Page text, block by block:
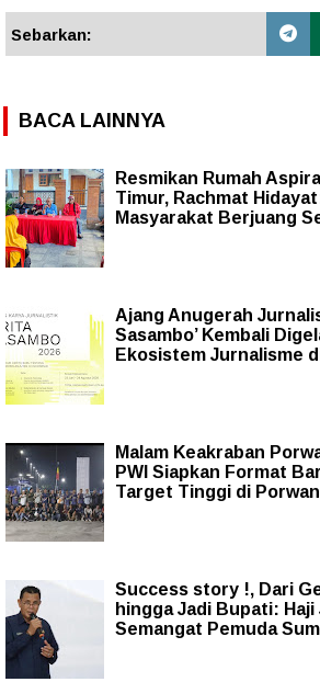
Sebarkan:
BACA LAINNYA
Resmikan Rumah
Timur, Rachmat
Masyarakat Berjuang
Ajang Anugerah
Sasambo’ Kembali
Ekosistem Jurnalisme
Malam Keakraban
PWI Siapkan Format
Target Tinggi di
Success story !, Dari
hingga Jadi Bupati:
Semangat Pemuda